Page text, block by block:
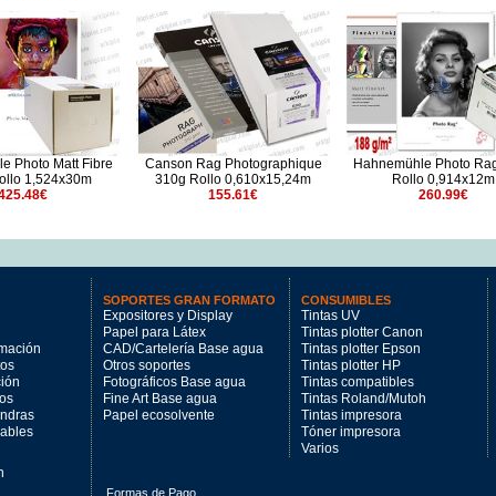
Photo Matt Fibre
1,524x30m
Canson Rag Photographique
310g Rollo 0,610x15,24m
155.61€
Hahnemühle Photo
Rollo 0,914x12m
260.99€
SOPORTES GRAN FORMATO
Expositores y Display
Papel para Látex
CAD/Cartelería Base agua
Otros soportes
Fotográficos Base agua
Fine Art Base agua
Papel ecosolvente
CONSUMIBLES
Tintas UV
Tintas plotter Canon
Tintas plotter Epson
Tintas plotter HP
Tintas compatibles
Tintas Roland/Mutoh
Tintas impresora
Tóner impresora
Varios
Formas de Pago